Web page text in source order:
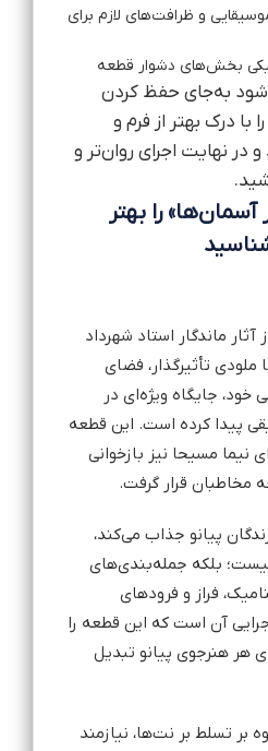
و ظرافت‌های لازم برای
بخش‌های دشوار قطعه
به‌جای حفظ کردن
با درک بهتر از فرم و
در نهایت اجرای روان‌تر و
آسمان‌ها» را بهتر
آثار ماندگار استاد شهرداد
ملودی تأثیرگذار، فضای
خود، جایگاه ویژه‌ای در
پیدا کرده است. این قطعه
مسیحا نیز بازخوانی
مخاطبان قرار گرفت.
پیانو جذاب می‌کند،
بلکه جمله‌بندی‌های
فراز و فرودهای
آن است که این قطعه را
هر هنرجوی پیانو تبدیل
بر تسلط بر نت‌ها، نیازمند